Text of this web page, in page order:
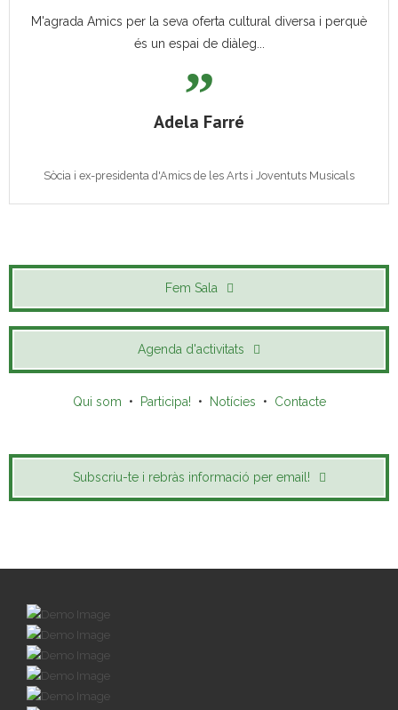
M'agrada Amics per la seva oferta cultural diversa i perquè
és un espai de diàleg...
Adela Farré
Sòcia i ex-presidenta d'Amics de les Arts i Joventuts Musicals
Fem Sala
Agenda d'activitats
Qui som • Participa! • Notícies • Contacte
Subscriu-te i rebràs informació per email!